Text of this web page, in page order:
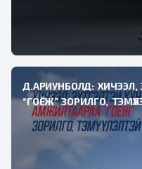
Д.АРИУНБОЛД: ХИЧЭЭЛ,
“ГОЁЖ” ЗОРИЛГО,